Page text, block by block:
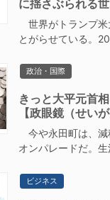
に揺さぶられる
世界がトランプ米
とがらせている。
政治・国際
きっと大平元首
【政眼鏡（せい
今や永田町は、減
オンパレードだ。
ビジネス